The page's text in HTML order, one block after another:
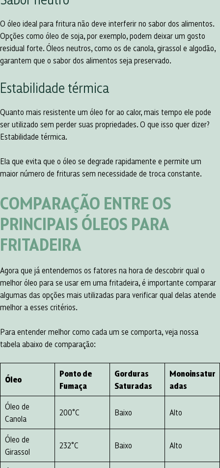
O óleo ideal para fritura não deve interferir no sabor dos alimentos.
Opções como óleo de soja, por exemplo, podem deixar um gosto
residual forte. Óleos neutros, como os de canola, girassol e algodão,
garantem que o sabor dos alimentos seja preservado.
Estabilidade térmica
Quanto mais resistente um óleo for ao calor, mais tempo ele pode
ser utilizado sem perder suas propriedades. O que isso quer dizer?
Estabilidade térmica.
Ela que evita que o óleo se degrade rapidamente e permite um
maior número de frituras sem necessidade de troca constante.
COMPARAÇÃO ENTRE OS
PRINCIPAIS ÓLEOS PARA
FRITADEIRA
Agora que já entendemos os fatores na hora de descobrir qual o
melhor óleo para se usar em uma fritadeira, é importante comparar
algumas das opções mais utilizadas para verificar qual delas atende
melhor a esses critérios.
Para entender melhor como cada um se comporta, veja nossa
tabela abaixo de comparação:
Óleo
Ponto de
Fumaça
Gorduras
Saturadas
Monoinsatur
adas
Óleo de
Canola
200°C Baixo Alto
Óleo de
Girassol
232°C Baixo Alto